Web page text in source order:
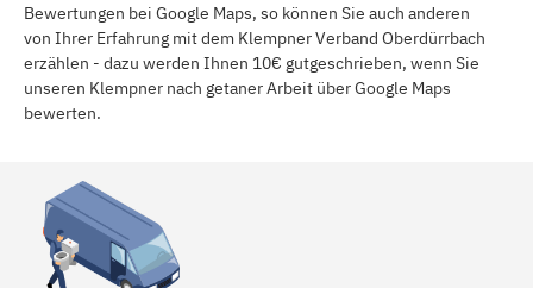
Bewertungen bei Google Maps, so können Sie auch anderen
von Ihrer Erfahrung mit dem Klempner Verband Oberdürrbach
erzählen - dazu werden Ihnen 10€ gutgeschrieben, wenn Sie
unseren Klempner nach getaner Arbeit über Google Maps
bewerten.